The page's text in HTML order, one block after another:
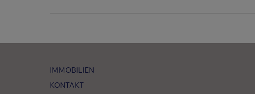
IMMOBILIEN
KONTAKT